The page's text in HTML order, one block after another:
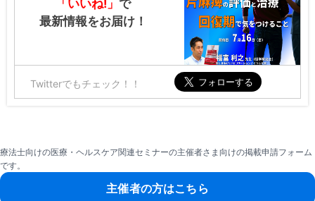
「いいね!」で
最新情報をお届け！
Twitterでもチェック！！
療法士向けの医療・ヘルスケア関連セミナーの主催者さま向けの掲載申請フォーム
です。
主催者の方はこちら